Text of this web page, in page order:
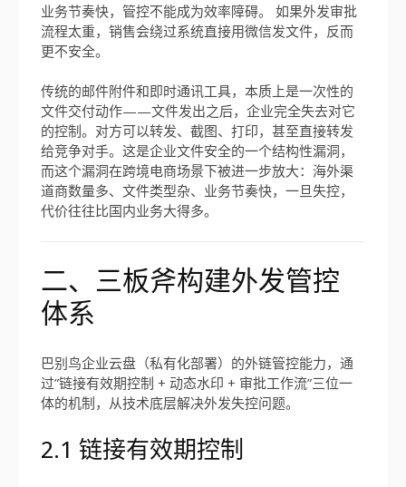
业务节奏快，管控不能成为效率障碍。 如果外发审批
流程太重，销售会绕过系统直接用微信发文件，反而
更不安全。
传统的邮件附件和即时通讯工具，本质上是一次性的
文件交付动作——文件发出之后，企业完全失去对它
的控制。对方可以转发、截图、打印，甚至直接转发
给竞争对手。这是企业文件安全的一个结构性漏洞，
而这个漏洞在跨境电商场景下被进一步放大：海外渠
道商数量多、文件类型杂、业务节奏快，一旦失控，
代价往往比国内业务大得多。
二、三板斧构建外发管控
体系
巴别鸟企业云盘（私有化部署）的外链管控能力，通
过”链接有效期控制 + 动态水印 + 审批工作流”三位一
体的机制，从技术底层解决外发失控问题。
2.1 链接有效期控制